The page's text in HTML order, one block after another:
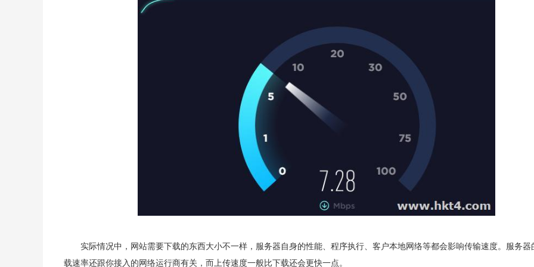
实际情况中，网站需要下载的东西大小不一样，服务器自身的性能、程序执行、客户本地网络等都会影响传输速度。服务器
载速率还跟你接入的网络运行商有关，而上传速度一般比下载还会更快一点。